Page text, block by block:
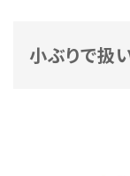
小ぶりで扱